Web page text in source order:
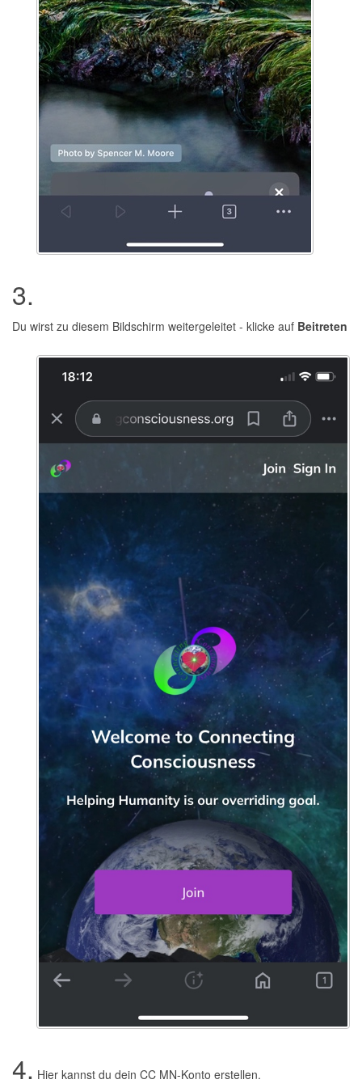
3.
Du wirst zu diesem Bildschirm weitergeleitet - klicke auf Beitreten
4. Hier kannst du dein CC MN-Konto erstellen.